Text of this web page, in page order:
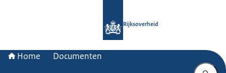
Rijksoverheid
Home Documenten